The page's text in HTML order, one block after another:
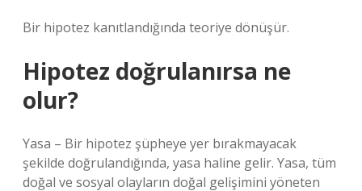
Bir hipotez kanıtlandığında teoriye dönüşür.
Hipotez doğrulanırsa ne
olur?
Yasa – Bir hipotez şüpheye yer bırakmayacak
şekilde doğrulandığında, yasa haline gelir. Yasa, tüm
doğal ve sosyal olayların doğal gelişimini yöneten